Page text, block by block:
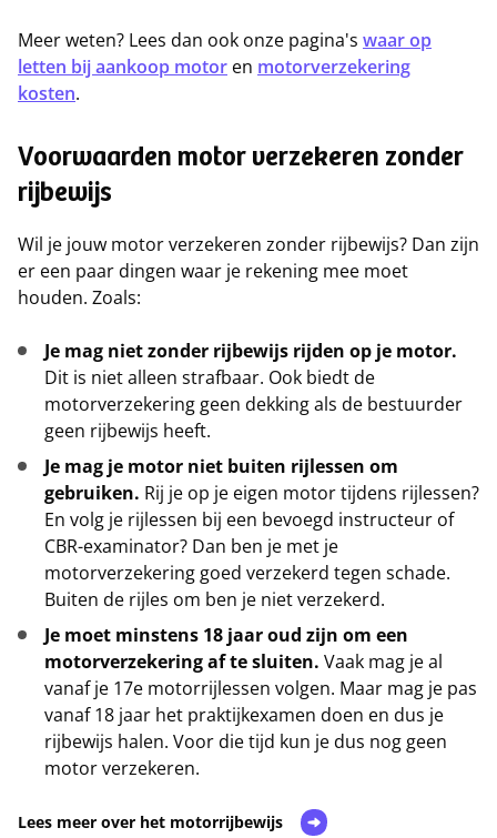
Meer weten? Lees dan ook onze pagina's waar op
letten bij aankoop motor en motorverzekering
kosten.
Voorwaarden motor verzekeren zonder
rijbewijs
Wil je jouw motor verzekeren zonder rijbewijs? Dan zijn
er een paar dingen waar je rekening mee moet
houden. Zoals:
Je mag niet zonder rijbewijs rijden op je motor.
Dit is niet alleen strafbaar. Ook biedt de
motorverzekering geen dekking als de bestuurder
geen rijbewijs heeft.
Je mag je motor niet buiten rijlessen om
gebruiken. Rij je op je eigen motor tijdens rijlessen?
En volg je rijlessen bij een bevoegd instructeur of
CBR-examinator? Dan ben je met je
motorverzekering goed verzekerd tegen schade.
Buiten de rijles om ben je niet verzekerd.
Je moet minstens 18 jaar oud zijn om een
motorverzekering af te sluiten. Vaak mag je al
vanaf je 17e motorrijlessen volgen. Maar mag je pas
vanaf 18 jaar het praktijkexamen doen en dus je
rijbewijs halen. Voor die tijd kun je dus nog geen
motor verzekeren.
Lees meer over het motorrijbewijs